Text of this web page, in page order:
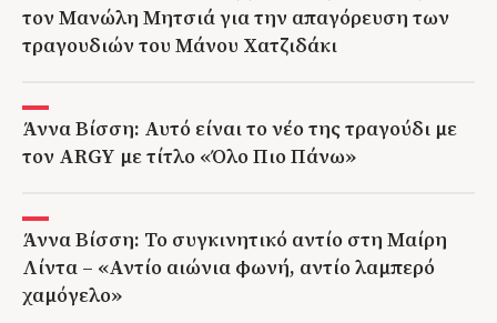
τον Μανώλη Μητσιά για την απαγόρευση των
τραγουδιών του Μάνου Χατζιδάκι
Άννα Βίσση: Αυτό είναι το νέο της τραγούδι με
τον ARGY με τίτλο «Όλο Πιο Πάνω»
Άννα Βίσση: Το συγκινητικό αντίο στη Μαίρη
Λίντα – «Αντίο αιώνια φωνή, αντίο λαμπερό
χαμόγελο»